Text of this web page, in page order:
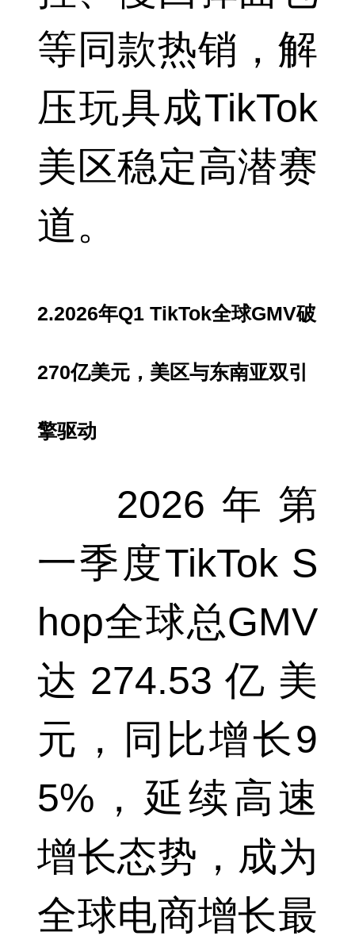
等同款热销，解
压玩具成TikTok
美区稳定高潜赛
道。
2.2026年Q1 TikTok全球GMV破
270亿美元，美区与东南亚双引
擎驱动
2026年第
一季度TikTok S
hop全球总GMV
达274.53亿美
元，同比增长9
5%，延续高速
增长态势，成为
全球电商增长最